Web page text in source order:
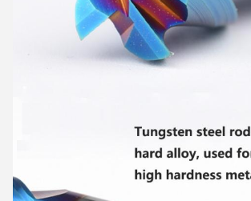
Tinggalkan
Kami akan segera
Anda kembali!